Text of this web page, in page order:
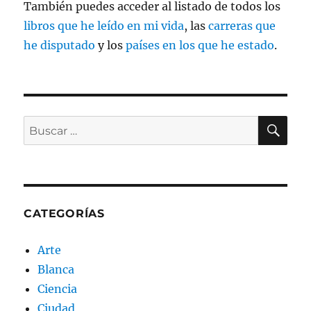
También puedes acceder al listado de todos los
libros que he leído en mi vida, lascarreras que
he disputado y lospaíses en los que he estado.
Buscar
por:
CATEGORÍAS
Arte
Blanca
Ciencia
Ciudad